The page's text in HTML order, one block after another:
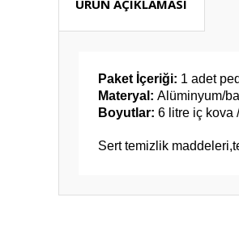
ÜRÜN AÇIKLAMASI
Paket İçeriği: 1 adet
Materyal: Alüminyum/
Boyutlar: 6 litre iç kova
Sert temizlik